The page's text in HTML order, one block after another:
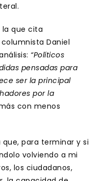
la que cita
Daniel
“Políticos
pensadas para
ser la principal
por la
con menos
para terminar y si
volviendo a mi
los ciudadanos,